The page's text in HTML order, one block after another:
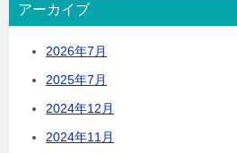
アーカイブ
2026年7月
2025年7月
2024年12月
2024年11月